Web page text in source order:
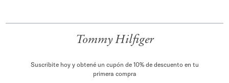
Tommy Hilfiger
Suscribite hoy y obtené un cupón de 10% de descuento en tu
primera compra